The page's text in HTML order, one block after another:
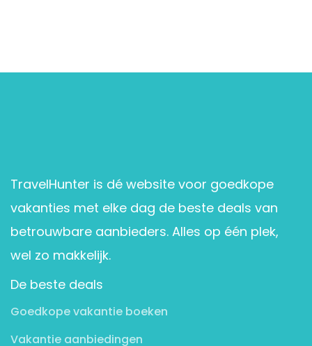
TravelHunter is dé website voor goedkope
vakanties met elke dag de beste deals van
betrouwbare aanbieders. Alles op één plek,
wel zo makkelijk.
De beste deals
Goedkope vakantie boeken
Vakantie aanbiedingen